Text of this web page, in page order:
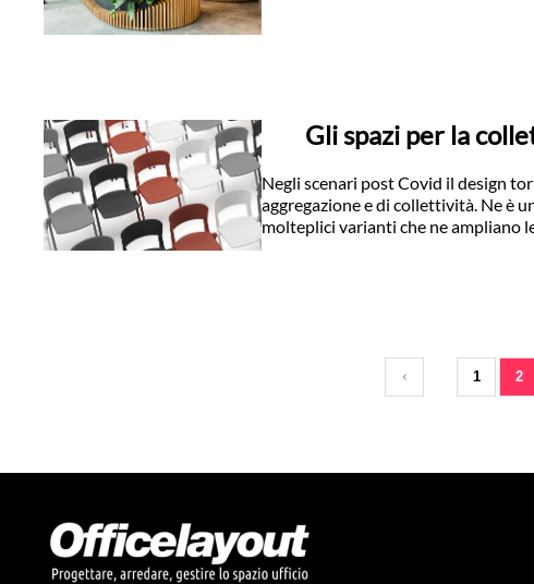
Gli spazi per la
Negli scenari post Covid il design
aggregazione e di collettività. Ne è
molteplici varianti che ne ampliano
1 2